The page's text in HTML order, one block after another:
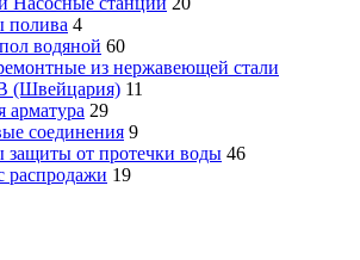
полива 4
водяной 60
из нержавеющей стали
(Швейцария) 11
арматура 29
соединения 9
защиты от протечки воды 46
распродажи 19